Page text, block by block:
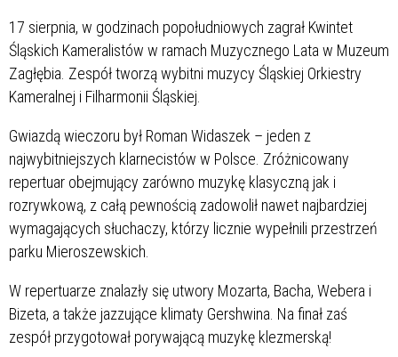
17 sierpnia, w godzinach popołudniowych zagrał Kwintet
Śląskich Kameralistów w ramach Muzycznego Lata w Muzeum
Zagłębia. Zespół tworzą wybitni muzycy Śląskiej Orkiestry
Kameralnej i Filharmonii Śląskiej.
Gwiazdą wieczoru był Roman Widaszek – jeden z
najwybitniejszych klarnecistów w Polsce. Zróżnicowany
repertuar obejmujący zarówno muzykę klasyczną jak i
rozrywkową, z całą pewnością zadowolił nawet najbardziej
wymagających słuchaczy, którzy licznie wypełnili przestrzeń
parku Mieroszewskich.
W repertuarze znalazły się utwory Mozarta, Bacha, Webera i
Bizeta, a także jazzujące klimaty Gershwina. Na finał zaś
zespół przygotował porywającą muzykę klezmerską!